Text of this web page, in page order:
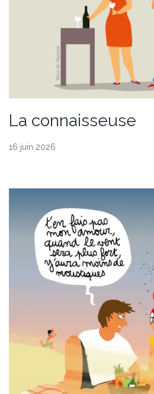
La connaisseuse
16 juin 2026